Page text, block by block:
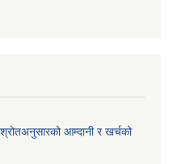
आम्दानी र खर्चको